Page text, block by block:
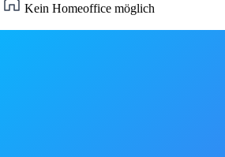
Kein Homeoffice möglich